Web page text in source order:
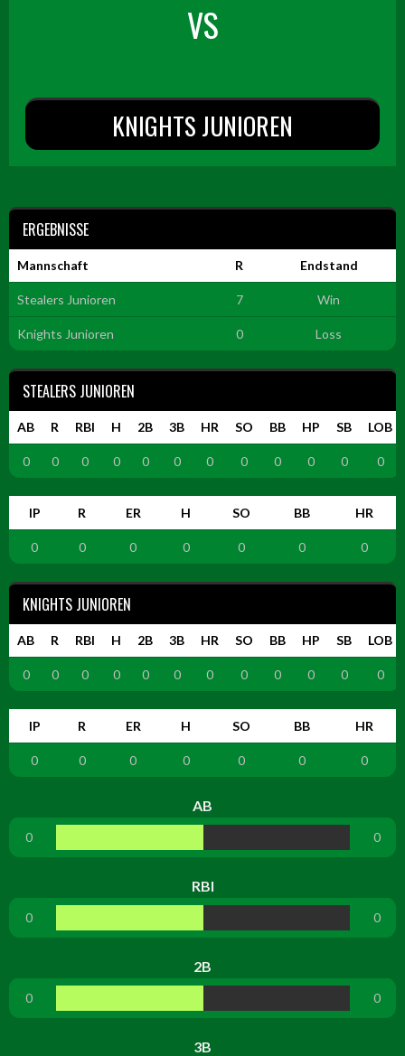
VS
KNIGHTS JUNIOREN
ERGEBNISSE
Mannschaft R Endstand
Stealers Junioren 7 Win
Knights Junioren 0 Loss
STEALERS JUNIOREN
AB R RBI H 2B 3B HR SO BB HP SB LOB
0 0 0 0 0 0 0 0 0 0 0 0
IP R ER H SO BB HR
0 0 0 0 0 0 0
KNIGHTS JUNIOREN
AB R RBI H 2B 3B HR SO BB HP SB LOB
0 0 0 0 0 0 0 0 0 0 0 0
IP R ER H SO BB HR
0 0 0 0 0 0 0
AB
0 0
RBI
0 0
2B
0 0
3B